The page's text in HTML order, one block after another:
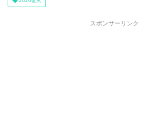
スポンサーリンク